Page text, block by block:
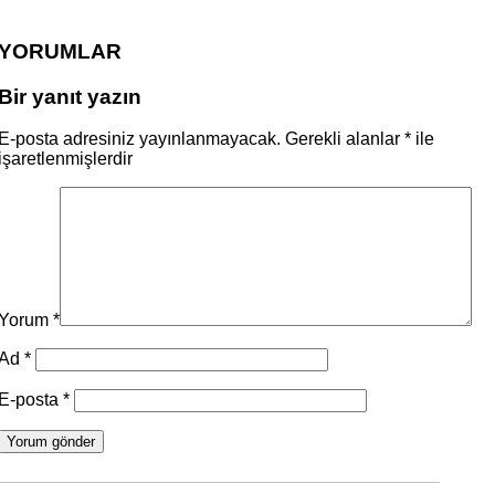
yanıt yazın
posta adresiniz yayınlanmayacak. Gerekli alanlar * ile
*
*
posta *